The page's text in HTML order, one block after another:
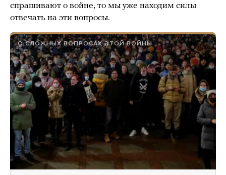
спрашивают о войне, то мы уже находим силы
отвечать на эти вопросы.
О СЛОЖНЫХ ВОПРОСАХ ЭТОЙ ВОЙНЫ